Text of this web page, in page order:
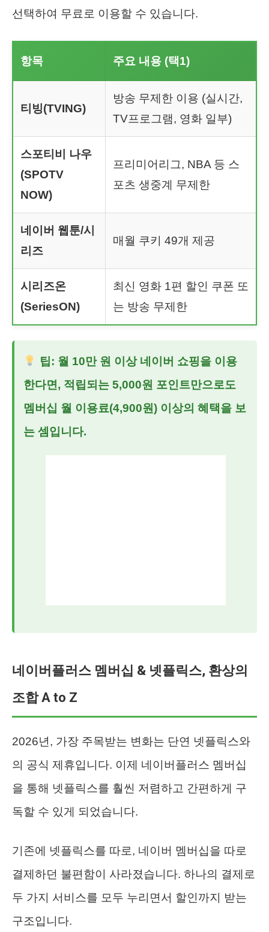
선택하여 무료로 이용할 수 있습니다.
항목 주요 내용 (택1)
티빙(TVING)
방송 무제한 이용 (실시간,
TV프로그램, 영화 일부)
스포티비 나우
(SPOTV
NOW)
프리미어리그, NBA 등 스
포츠 생중계 무제한
네이버 웹툰/시
리즈
매월 쿠키 49개 제공
시리즈온
(SeriesON)
최신 영화 1편 할인 쿠폰 또
는 방송 무제한
팁: 월 10만 원 이상 네이버 쇼핑을 이용
한다면, 적립되는 5,000원 포인트만으로도
멤버십 월 이용료(4,900원) 이상의 혜택을 보
는 셈입니다.
네이버플러스 멤버십 & 넷플릭스, 환상의
조합 A to Z
2026년, 가장 주목받는 변화는 단연 넷플릭스와
의 공식 제휴입니다. 이제 네이버플러스 멤버십
을 통해 넷플릭스를 훨씬 저렴하고 간편하게 구
독할 수 있게 되었습니다.
기존에 넷플릭스를 따로, 네이버 멤버십을 따로
결제하던 불편함이 사라졌습니다. 하나의 결제로
두 가지 서비스를 모두 누리면서 할인까지 받는
구조입니다.